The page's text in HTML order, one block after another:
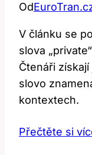
Od
V článku se
slova
Čtenáři
slovo
kontextech.
Přečtěte si